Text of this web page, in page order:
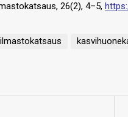
26(2), 4–5,
ilmastokatsaus